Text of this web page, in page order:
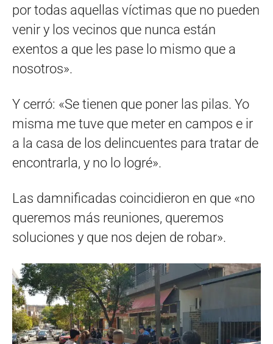
por todas aquellas víctimas que no pueden
venir y los vecinos que nunca están
exentos a que les pase lo mismo que a
nosotros».
Y cerró: «Se tienen que poner las pilas. Yo
misma me tuve que meter en campos e ir
a la casa de los delincuentes para tratar de
encontrarla, y no lo logré».
Las damnificadas coincidieron en que «no
queremos más reuniones, queremos
soluciones y que nos dejen de robar».